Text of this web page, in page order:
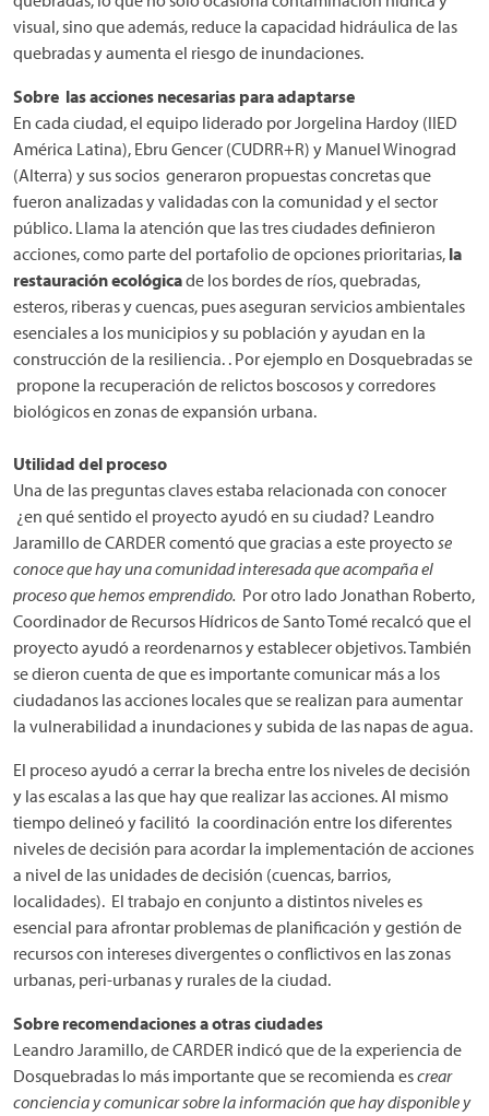
visual, sino que además, reduce la capacidad hidráulica de las
quebradas y aumenta el riesgo de inundaciones.
Sobre las acciones necesarias para adaptarse
En cada ciudad, el equipo liderado por Jorgelina Hardoy (IIED
América Latina), Ebru Gencer (CUDRR+R) y Manuel Winograd
(Alterra) y sus socios generaron propuestas concretas que
fueron analizadas y validadas con la comunidad y el sector
público. Llama la atención que las tres ciudades definieron
acciones, como parte del portafolio de opciones prioritarias, la
restauración ecológicade los bordes de ríos, quebradas,
esteros, riberas y cuencas, pues aseguran servicios ambientales
esenciales a los municipios y su población y ayudan en la
construcción de la resiliencia. . Por ejemplo en Dosquebradas se
propone la recuperación de relictos boscosos y corredores
biológicos en zonas de expansión urbana.
Utilidad del proceso
Una de las preguntas claves estaba relacionada con conocer
¿en qué sentido el proyecto ayudó en su ciudad? Leandro
Jaramillo de CARDER comentó que gracias a este proyectose
conoce que hay una comunidad interesada que acompaña el
proceso que hemos emprendido. Por otro lado Jonathan Roberto,
Coordinador de Recursos Hídricos de Santo Tomé recalcó que el
proyecto ayudó a reordenarnos y establecer objetivos. También
se dieron cuenta de que es importante comunicar más a los
ciudadanos las acciones locales que se realizan para aumentar
la vulnerabilidad a inundaciones y subida de las napas de agua.
El proceso ayudó a cerrar la brecha entre los niveles de decisión
y las escalas a las que hay que realizar las acciones. Al mismo
tiempo delineó y facilitó la coordinación entre los diferentes
niveles de decisión para acordar la implementación de acciones
a nivel de las unidades de decisión (cuencas, barrios,
localidades). El trabajo en conjunto a distintos niveles es
esencial para afrontar problemas de planificación y gestión de
recursos con intereses divergentes o conflictivos en las zonas
urbanas, peri-urbanas y rurales de la ciudad.
Sobre recomendaciones a otras ciudades
Leandro Jaramillo, de CARDER indicó que de la experiencia de
Dosquebradas lo más importante que se recomienda escrear
conciencia y comunicar sobre la información que hay disponible y